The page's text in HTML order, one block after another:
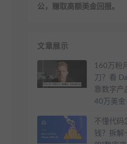
公，赚取高额美金回报。
文章展示
160万粉
刀？看
靠数字产
40万美金
不懂代码
钱？拆解